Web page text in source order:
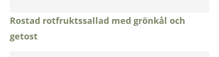
Rostad rotfruktssallad med grönkål och
getost